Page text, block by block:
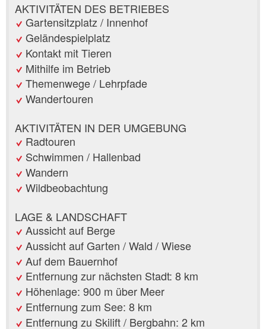
AKTIVITÄTEN DES BETRIEBES
Gartensitzplatz / Innenhof
Geländespielplatz
Kontakt mit Tieren
Mithilfe im Betrieb
Themenwege / Lehrpfade
Wandertouren
AKTIVITÄTEN IN DER UMGEBUNG
Radtouren
Schwimmen / Hallenbad
Wandern
Wildbeobachtung
LAGE & LANDSCHAFT
Aussicht auf Berge
Aussicht auf Garten / Wald / Wiese
Auf dem Bauernhof
Entfernung zur nächsten Stadt: 8 km
Höhenlage: 900 m über Meer
Entfernung zum See: 8 km
Entfernung zu Skilift / Bergbahn: 2 km